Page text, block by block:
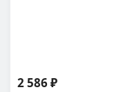
2 586 ₽